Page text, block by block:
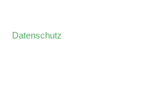
Datenschutz